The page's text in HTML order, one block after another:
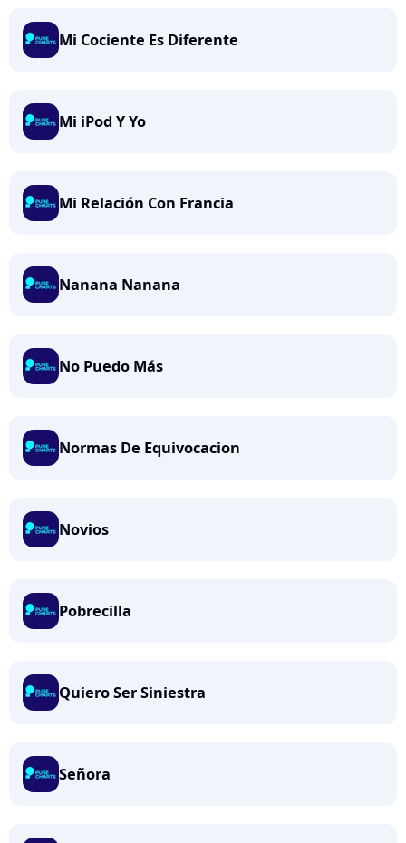
Mi Cociente Es Diferente
Mi iPod Y Yo
Mi Relación Con Francia
Nanana Nanana
No Puedo Más
Normas De Equivocacion
Novios
Pobrecilla
Quiero Ser Siniestra
Señora